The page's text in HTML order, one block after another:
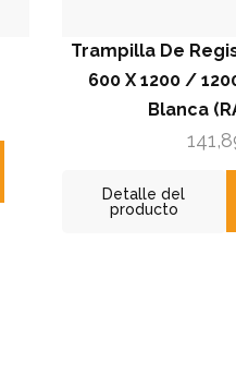
Trampilla De Registro
600 X 1200 / 1200 X 600
Blanca (RAL 9016)
Detalle del
Añadir al